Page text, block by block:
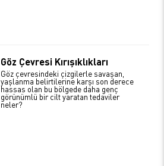
Göz Çevresi Kırışıklıkları
Göz çevresindeki çizgilerle savaşan,
yaşlanma belirtilerine karşı son derece
hassas olan bu bölgede daha genç
görünümlü bir cilt yaratan tedaviler
neler?